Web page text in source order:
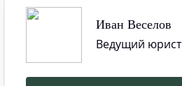
Иван Веселов
Ведущий юрист